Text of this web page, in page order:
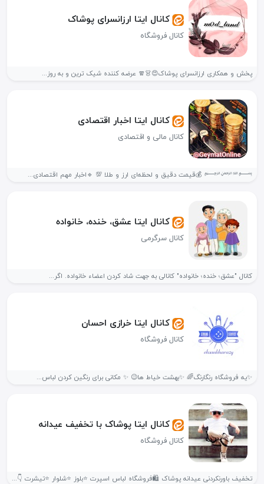
کانال ایتا ارزانسرای پوشاک
کانال فروشگاه
پخش و همکاری ارزانسرای پوشاک😍👗🧣 عرضه کننده شیک ترین و به روز...
کانال ایتا اخبار اقتصادی
کانال مالی و اقتصادی
﷽ 💰قیمت دقیق و لحظه‌ای ارز و طلا 💯 🔹️اخبار مهم اقتصادی...
کانال ایتا عشق، خنده، خانواده
کانال سرگرمی
کانال "عشق؛ خنده؛ خانواده" کانالی به جهت شاد کردن اعضاء خانواده. اگر...
کانال ایتا خرازی احسان
کانال فروشگاه
✨یه فروشگاه رنگارنگ🌈 ✨بهشت خیاط ها😉 ✨ مکانی برای رنگین کردن لباس...
کانال ایتا پوشاک با تخفیف عیدانه
کانال فروشگاه
تخفیف باورنکردنی عیدانه پوشاک 🛍️فروشگاه لباس اسپرت ⭐بلوز ⭐شلوار ⭐تیشرت 👇 آیدی...